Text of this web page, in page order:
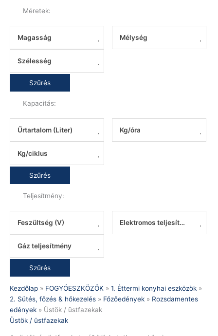
Méretek:
Magasság Mélység
Szélesség
Szűrés
Kapacitás:
Űrtartalom (Liter) Kg/óra
Kg/ciklus
Szűrés
Teljesítmény:
Feszültség (V) Elektromos teljesítmény
Gáz teljesítmény
Szűrés
Kezdőlap » FOGYÓESZKÖZÖK » 1. Éttermi konyhai eszközök »
2. Sütés, főzés & hőkezelés » Főzőedények » Rozsdamentes
edények » Üstök / üstfazekak
Üstök / üstfazekak